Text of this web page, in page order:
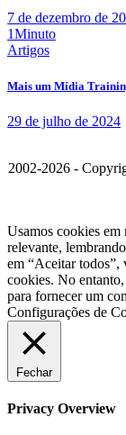
7 de dezembro de
1Minuto
Artigos
Mais um Mídia
29 de julho de 2024
2002-2026 -
Usamos cookies em
relevante,
em “Aceitar
cookies. No
para fornecer um
Configurações de
Fechar
Privacy Overview